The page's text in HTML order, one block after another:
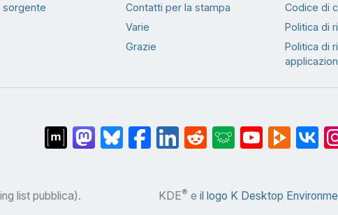
sorgente
Contatti per la stampa
Varie
Grazie
Codice di
Politica di
Politica di
list pubblica). KDE® e il logo K Desktop